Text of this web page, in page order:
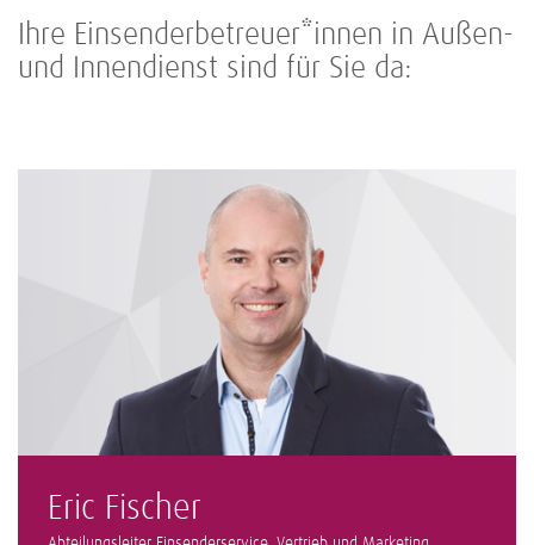
Ihre Einsenderbetreuer*innen in Außen-
und Innendienst sind für Sie da:
Eric Fischer